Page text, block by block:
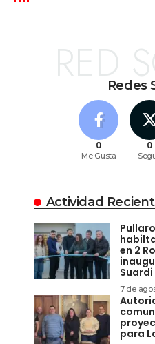
Redes
RED
0
Me Gusta
0
Actividad
en 2
Suardi
7 de
para